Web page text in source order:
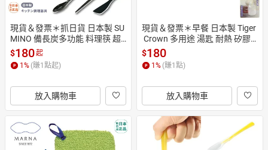
現貨＆發票＊抓日貨 日本製 SU
MINO 備長炭多功能 料理筷 超
長筷子 耐熱 抗菌 挖果醬 挖調味
醬 筷子 湯匙 鍋鏟
$180起
1% (賺1點起)
放入購物車
現貨＆發票＊早餐 日本製 Tiger
Crown 多用途 湯匙 耐熱 矽膠
材質 離乳湯匙 果醬勺 果醬刀 果
醬挖勺 吐司
$180
1% (賺1點)
放入購物車